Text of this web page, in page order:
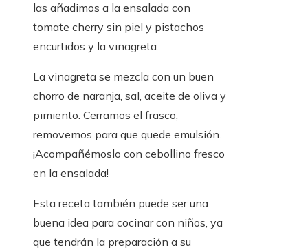
las añadimos a la ensalada con
tomate cherry sin piel y pistachos
encurtidos y la vinagreta.
La vinagreta se mezcla con un buen
chorro de naranja, sal, aceite de oliva y
pimiento. Cerramos el frasco,
removemos para que quede emulsión.
¡Acompañémoslo con cebollino fresco
en la ensalada!
Esta receta también puede ser una
buena idea para cocinar con niños, ya
que tendrán la preparación a su